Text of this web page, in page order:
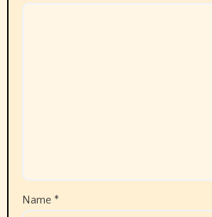
Name *